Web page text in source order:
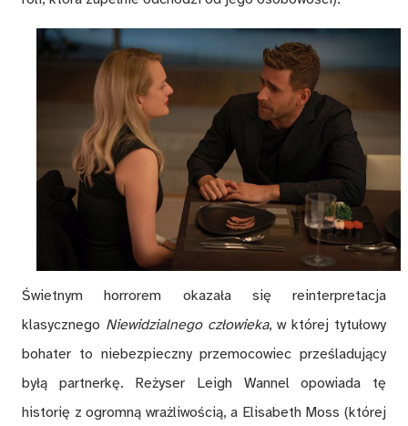
Świetnym horrorem okazała się reinterpretacja
klasycznego Niewidzialnego człowieka, w której tytułowy
bohater to niebezpieczny przemocowiec prześladujący
byłą partnerkę. Reżyser Leigh Wannel opowiada tę
historię z ogromną wrażliwością, a Elisabeth Moss (której